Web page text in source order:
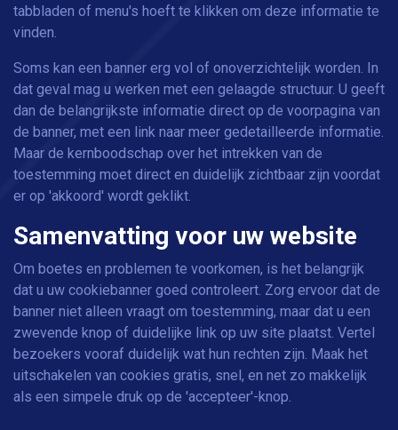
tabbladen of menu's hoeft te klikken om deze informatie te
vinden.
Soms kan een banner erg vol of onoverzichtelijk worden. In
dat geval mag u werken met een gelaagde structuur. U geeft
dan de belangrijkste informatie direct op de voorpagina van
de banner, met een link naar meer gedetailleerde informatie.
Maar de kernboodschap over het intrekken van de
toestemming moet direct en duidelijk zichtbaar zijn voordat
er op 'akkoord' wordt geklikt.
Samenvatting voor uw website
Om boetes en problemen te voorkomen, is het belangrijk
dat u uw cookiebanner goed controleert. Zorg ervoor dat de
banner niet alleen vraagt om toestemming, maar dat u een
zwevende knop of duidelijke link op uw site plaatst. Vertel
bezoekers vooraf duidelijk wat hun rechten zijn. Maak het
uitschakelen van cookies gratis, snel, en net zo makkelijk
als een simpele druk op de 'accepteer'-knop.